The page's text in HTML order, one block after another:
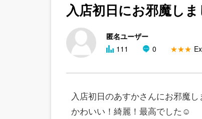
入店初日にお邪魔しま
匿名ユーザー
111
0 ★★★
入店初日のあすかさんにお邪魔し
かわいい！綺麗！最高でした☺️